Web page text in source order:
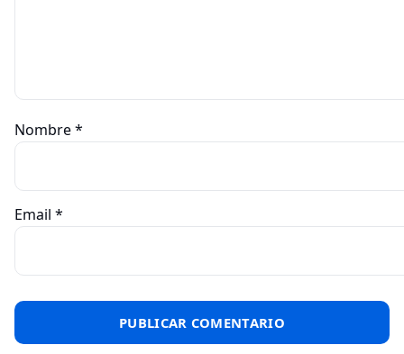
Nombre*
Email *